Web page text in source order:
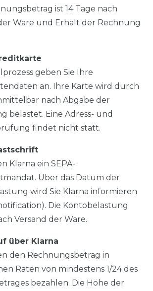
ist 14 Tage nach
Ware und Erhalt der Rechnung
geben Sie Ihre
an. Ihre Karte wird durch
nach Abgabe der
belastet. Eine Adress- und
findet nicht statt.
Klarna ein SEPA-
Über das Datum der
wird Sie Klarna informieren
Die Kontobelastung
Versand der Ware.
über Klarna
den Rechnungsbetrag in
Raten von mindestens 1/24 des
bezahlen. Die Höhe der